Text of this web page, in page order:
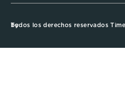
Todos los derechos reservados Time Square 2022 Empowered by